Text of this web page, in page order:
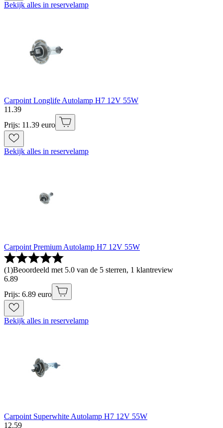
Bekijk alles in reservelamp
Carpoint Longlife Autolamp H7 12V 55W
11 .39
Prijs: 11.39 euro
Bekijk alles in reservelamp
Carpoint Premium Autolamp H7 12V 55W
(1)Beoordeeld met 5.0 van de 5 sterren, 1 klantreview
6.89
Prijs: 6.89 euro
Bekijk alles in reservelamp
Carpoint Superwhite Autolamp H7 12V 55W
12.59